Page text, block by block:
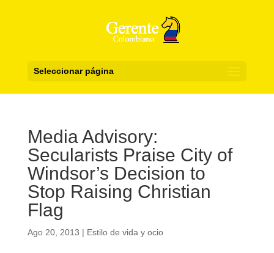
Seleccionar página
Media Advisory:
Secularists Praise City of
Windsor’s Decision to
Stop Raising Christian
Flag
Ago 20, 2013 | Estilo de vida y ocio